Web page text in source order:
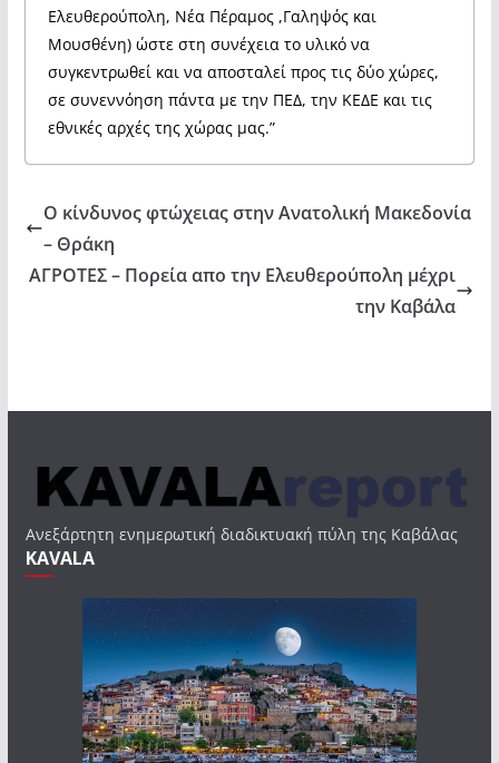
Ελευθερούπολη, Νέα Πέραμος ,Γαληψός και
Μουσθένη) ώστε στη συνέχεια το υλικό να
συγκεντρωθεί και να αποσταλεί προς τις δύο χώρες,
σε συνεννόηση πάντα με την ΠΕΔ, την ΚΕΔΕ και τις
εθνικές αρχές της χώρας μας.”
Ο κίνδυνος φτώχειας στην Ανατολική Μακεδονία
– Θράκη
ΑΓΡΟΤΕΣ – Πορεία απο την Ελευθερούπολη μέχρι
την Καβάλα
Ανεξάρτητη ενημερωτική διαδικτυακή πύλη της Καβάλας
KAVALA